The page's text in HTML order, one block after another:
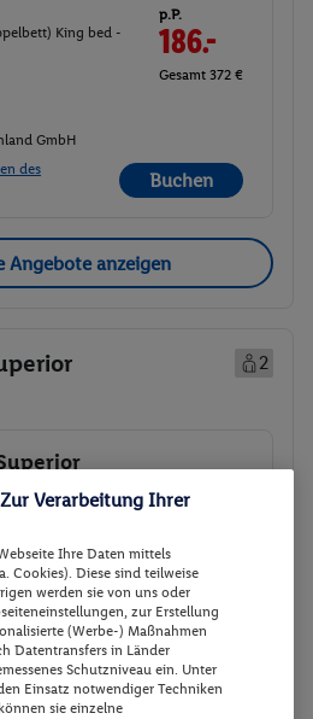
King bed -
p.P.
186.-
Gesamt 372 €
GmbH
des
Buchen
Angebote anzeigen
2
p.P.
177.-
Gesamt 354 €
des
Buchen
Verarbeitung Ihrer
Ihre Daten mittels
Cookies). Diese sind teilweise
werden sie von uns oder
zur Erstellung
(Werbe-) Maßnahmen
Datentransfers in Länder
Schutzniveau ein. Unter
Einsatz notwendiger Techniken
sie einzelne